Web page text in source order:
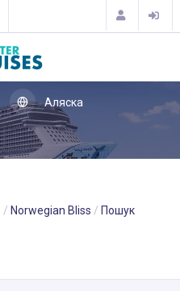
Аляска
Norwegian Bliss Пошук